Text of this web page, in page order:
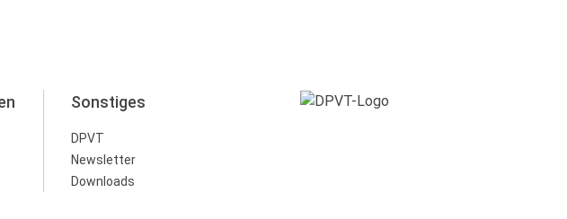
Sonstiges
DPVT
Newsletter
Downloads